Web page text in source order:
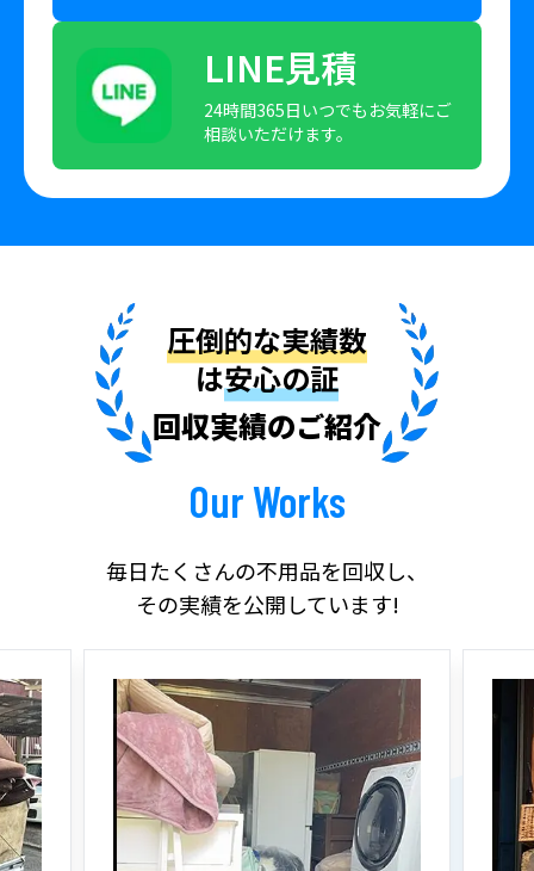
LINE見積
24時間365日いつでもお気軽にご
相談いただけます。
圧倒的な実績数
は安心の証
回収実績のご紹介
Our Works
毎日たくさんの不用品を回収し、
その実績を公開しています!